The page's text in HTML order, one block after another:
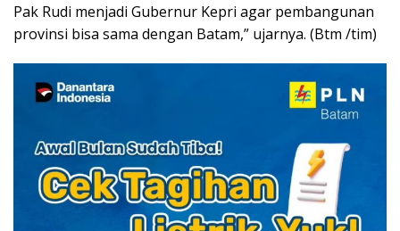
Pak Rudi menjadi Gubernur Kepri agar pembangunan
provinsi bisa sama dengan Batam,” ujarnya. (Btm /tim)